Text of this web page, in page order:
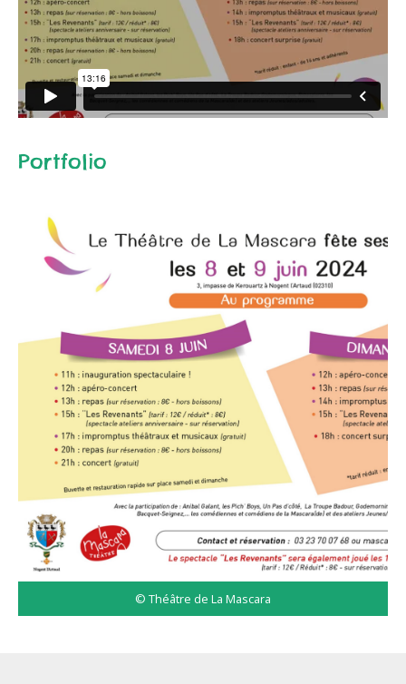
Portfolio
© Théâtre de La Mascara